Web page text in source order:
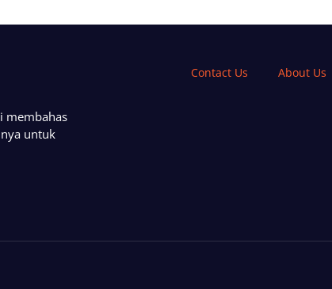
membahas
untuk
Contact Us About Us